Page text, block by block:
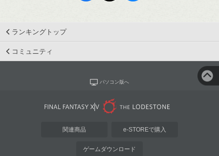
ランキングトップ
コミュニティ
パソコン版へ
関連商品 e-STOREで購入
ゲームダウンロード